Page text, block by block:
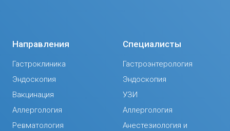
Направления
Гастроклиника
Эндоскопия
Вакцинация
Аллергология
Ревматология
Специалисты
Гастроэнтерология
Эндоскопия
УЗИ
Аллергология
Анестезиология и